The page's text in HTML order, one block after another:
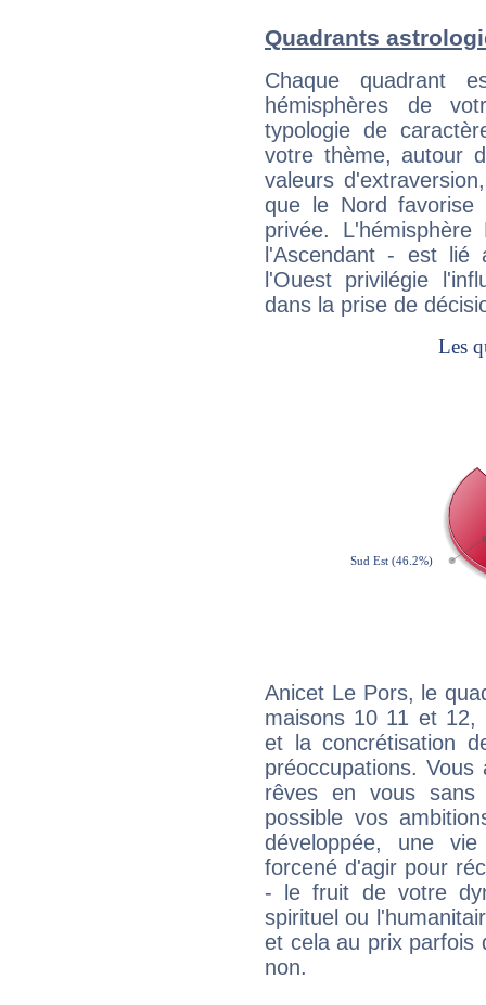
Quadrants
Chaque quadrant
hémisphères de
typologie de
votre thème, autour
valeurs
que le Nord favorise
privée.
l'Ascendant - est
l'Ouest privilégie
dans la prise de
Anicet Le Pors, le
maisons 10 11 et 12,
et la concrétisation
préoccupations.
rêves en vous sans
possible vos
développée, une
forcené d'agir pour
- le fruit de votre
spirituel ou
et cela au prix parfois
non.